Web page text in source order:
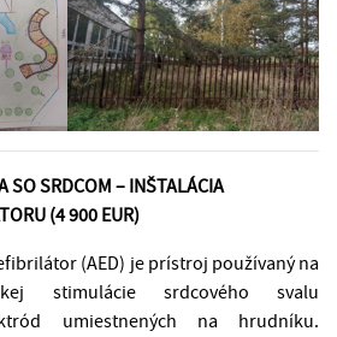
SO SRDCOM – INŠTALÁCIA
(4 900 EUR)
(AED) je prístroj používaný na
stimulácie srdcového svalu
umiestnených na hrudníku.